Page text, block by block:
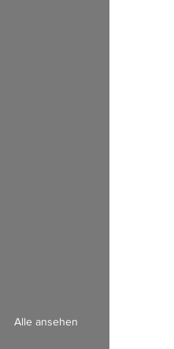
Alle ansehen